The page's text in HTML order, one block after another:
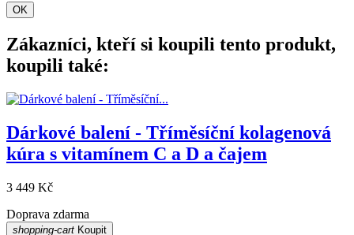
OK
Zákazníci, kteří si koupili tento produkt,
koupili také:
Dárkové balení - Tříměsíční kolagenová
kúra s vitamínem C a D a čajem
3 449 Kč
Doprava zdarma
shopping-cart Koupit